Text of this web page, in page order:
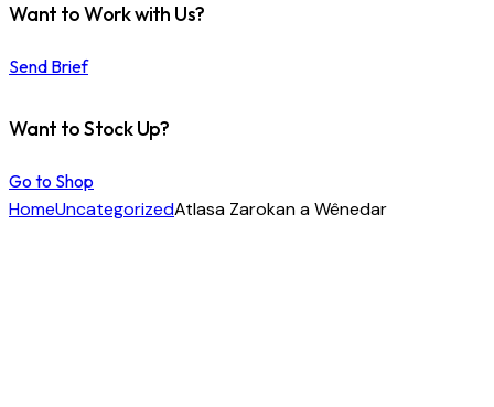
Want to Work with Us?
Send Brief
Want to Stock Up?
Go to Shop
HomeUncategorizedAtlasa Zarokan a Wênedar